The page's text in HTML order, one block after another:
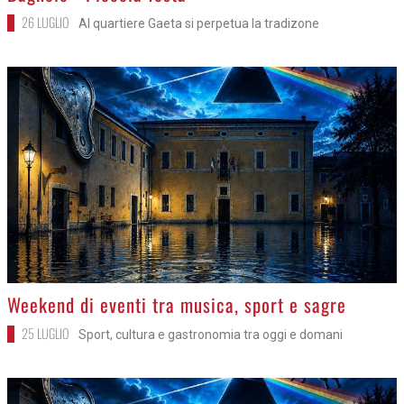
26 LUGLIO Al quartiere Gaeta si perpetua la tradizone
>
Weekend di eventi tra musica, sport e sagre
25 LUGLIO Sport, cultura e gastronomia tra oggi e domani